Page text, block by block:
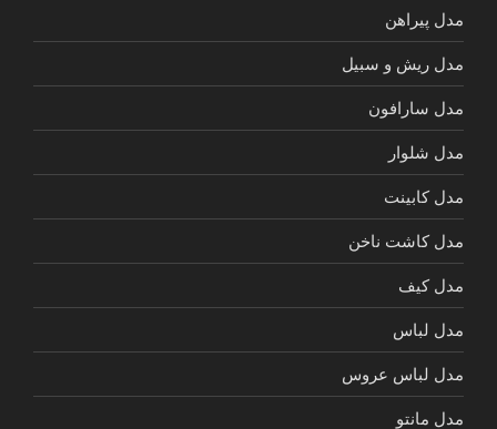
مدل پیراهن
مدل ریش و سبیل
مدل سارافون
مدل شلوار
مدل کابینت
مدل کاشت ناخن
مدل کیف
مدل لباس
مدل لباس عروس
مدل مانتو